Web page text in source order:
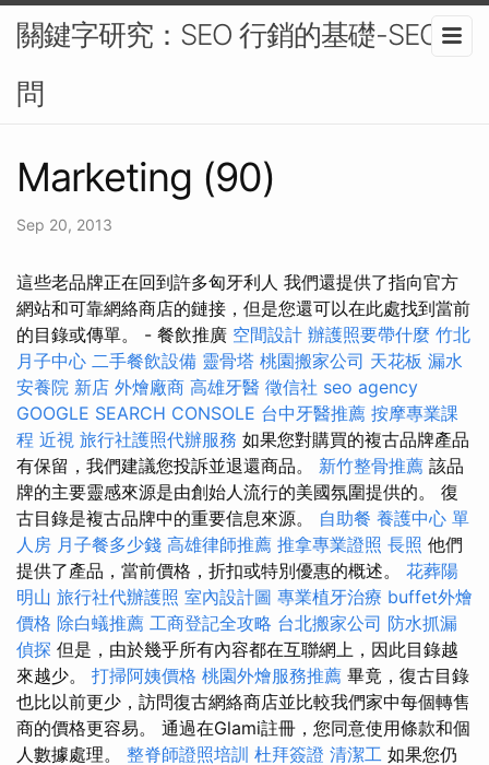
關鍵字研究：SEO 行銷的基礎-SEO顧
問
Marketing (90)
Sep 20, 2013
這些老品牌正在回到許多匈牙利人 我們還提供了指向官方
網站和可靠網絡商店的鏈接，但是您還可以在此處找到當前
的目錄或傳單。 - 餐飲推廣 空間設計 辦護照要帶什麼 竹北
月子中心 二手餐飲設備 靈骨塔 桃園搬家公司 天花板 漏水
安養院 新店 外燴廠商 高雄牙醫 徵信社 seo agency
GOOGLE SEARCH CONSOLE 台中牙醫推薦 按摩專業課
程 近視 旅行社護照代辦服務 如果您對購買的複古品牌產品
有保留，我們建議您投訴並退還商品。 新竹整骨推薦 該品
牌的主要靈感來源是由創始人流行的美國氛圍提供的。 復
古目錄是複古品牌中的重要信息來源。 自助餐 養護中心 單
人房 月子餐多少錢 高雄律師推薦 推拿專業證照 長照 他們
提供了產品，當前價格，折扣或特別優惠的概述。 花葬陽
明山 旅行社代辦護照 室內設計圖 專業植牙治療 buffet外燴
價格 除白蟻推薦 工商登記全攻略 台北搬家公司 防水抓漏
偵探 但是，由於幾乎所有內容都在互聯網上，因此目錄越
來越少。 打掃阿姨價格 桃園外燴服務推薦 畢竟，復古目錄
也比以前更少，訪問復古網絡商店並比較我們家中每個轉售
商的價格更容易。 通過在Glami註冊，您同意使用條款和個
人數據處理。 整脊師證照培訓 杜拜簽證 清潔工 如果您仍